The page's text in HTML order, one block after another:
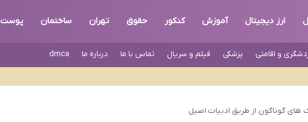
ارز دیجیتال آموزش کنکور حقوق تهران ساختمان پوست
و اقامتی پزشکی فیلم و سریال تماس با ما درباره ما dmca
گوناگون از طریق ادبیات اصیل